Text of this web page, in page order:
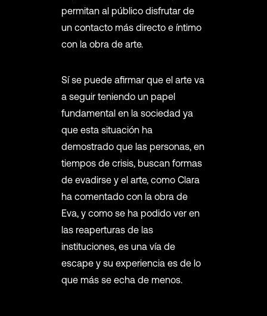
permitan al público disfrutar de
un contacto más directo e íntimo
con la obra de arte.
Sí se puede afirmar que el arte va
a seguir teniendo un papel
fundamental en la sociedad ya
que esta situación ha
demostrado que las personas, en
tiempos de crisis, buscan formas
de evadirse y el arte, como Clara
ha comentado con la obra de
Eva, y como se ha podido ver en
las reaperturas de las
instituciones, es una vía de
escape y su experiencia es de lo
que más se echa de menos.